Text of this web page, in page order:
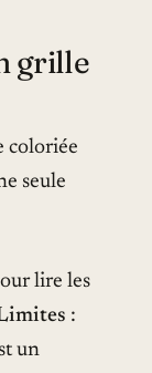
grille
coloriée
seule
lire les
:
un